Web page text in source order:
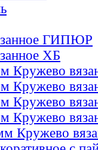
ГИПЮР
ХБ
Кружево
Кружево
Кружево
Кружево
Кружево